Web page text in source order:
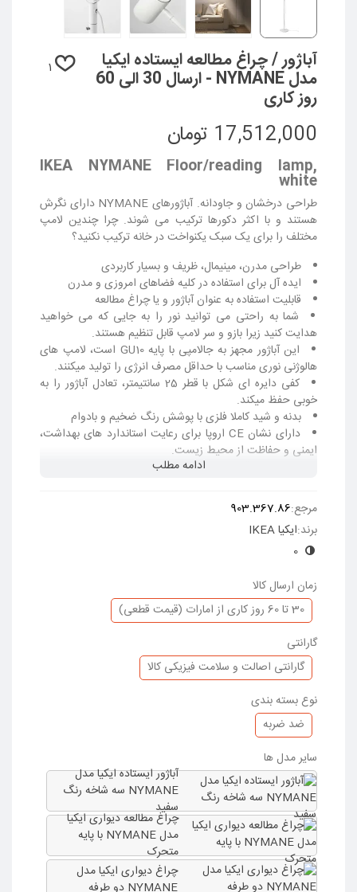
آباژور / چراغ مطالعه ایستاده ایکیا
مدل NYMANE - ارسال 30 الی 60
روز کاری
1
17,512,000 تومان
IKEA NYMÅNE Floor/reading lamp,
white
طراحی درخشان و جاودانه. آباژورهای NYMANE دارای نگرش
هستند و با اکثر دکورها ترکیب می شوند. چرا چندین لامپ
مختلف را برای یک سبک یکنواخت در خانه ترکیب نکنید؟
طراحی مدرن، مینیمال، ظریف و بسیار کاربردی
ایده آل برای استفاده در کلیه فضاهای امروزی و مدرن
قابلیت استفاده به عنوان آباژور و یا چراغ مطالعه
شما به راحتی می توانید نور را به جایی که می خواهید
هدایت کنید زیرا بازو و سر لامپ قابل تنظیم هستند.
این آباژور مجهز به جالامپی با پایهGU10 است، لامپ های
هالوژنی نوری مناسب با حداقل مصرف انرژی را تولید میکنند.
کفی دایره ای شکل با قطر 25 سانتیمتر، تعادل آباژور را به
خوبی حفظ میکند.
بدنه و شید کاملا فلزی با پوشش رنگ ضخیم و بادوام
دارای نشان CE اروپا برای رعایت استاندارد های بهداشت،
ایمنی و حفاظت از محیط زیست.
لامپ: ندارد
تعداد لامپ قابل نصب: 1 عدد
ارتفاع: 170 سانتیمتر
قطر پایه زیرین: 25 سانتیمتر
طول سیم: 2.5 متر
حداکثر توان: 8.5 وات
وزن: حدود 5.01 کیلوگرم
Warnhammar)
لامپ را باید جداگانه خریداری نمایید، ایکیا لامپ های با پایه
GU10 را توصیه میکند.
توجه: این محصول به آسانی توسط شما در خانه مونتاژ میشود.
ادامه مطلب
مرجع:903.367.86
برند:ایکیا IKEA
0
زمان ارسال کالا
30 تا 60 روز کاری از امارات (قیمت قطعی)
گارانتی
گارانتی اصالت و سلامت فیزیکی کالا
نوع بسته بندی
ضد ضربه
سایر مدل ها
آباژور ایستاده ایکیا مدل
NYMANE سه شاخه رنگ
سفید
چراغ مطالعه دیواری ایکیا
مدل NYMANE با پایه
متحرک
چراغ دیواری ایکیا مدل
NYMANE دو طرفه